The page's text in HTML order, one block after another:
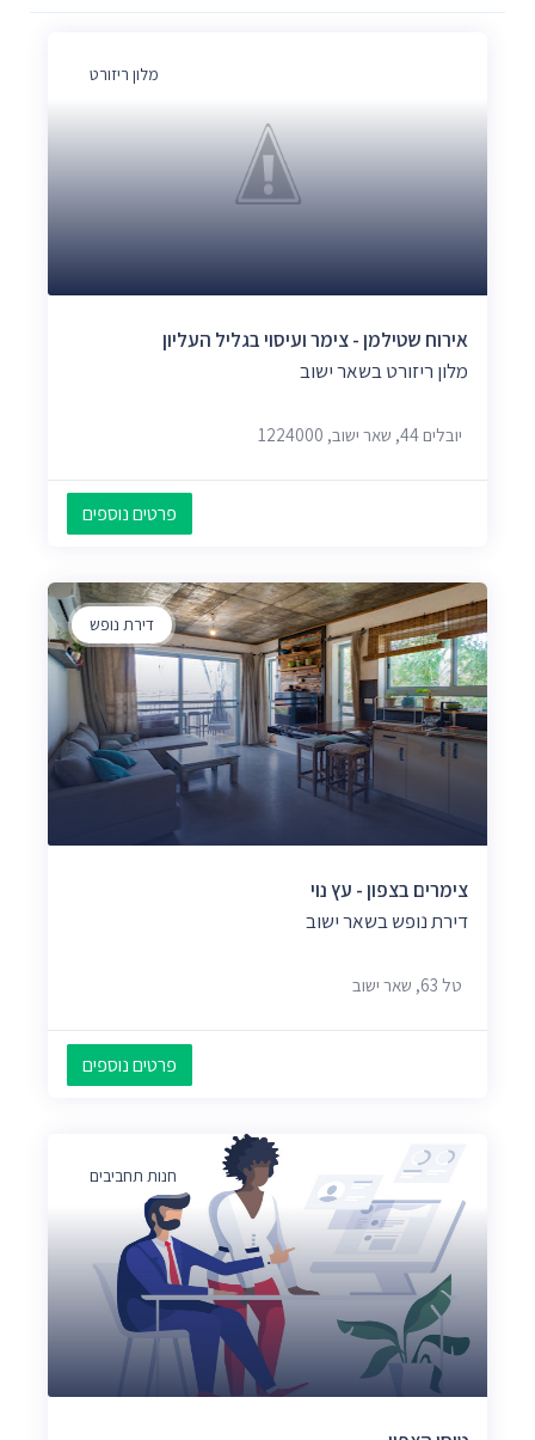
מלון ריזורט
אירוח שטילמן - צימר ועיסוי בגליל העליון
מלון ריזורט בשאר ישוב
יובלים 44, שאר ישוב, 1224000
פרטים נוספים
דירת נופש
צימרים בצפון - עץ נוי
דירת נופש בשאר ישוב
טל 63, שאר ישוב
פרטים נוספים
חנות תחביבים